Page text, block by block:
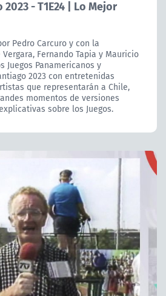
- T1E24 | Lo Mejor
Pedro Carcuro y con la
Fernando Tapia y Mauricio
Juegos Panamericanos y
2023 con entretenidas
que representarán a Chile,
momentos de versiones
sobre los Juegos.